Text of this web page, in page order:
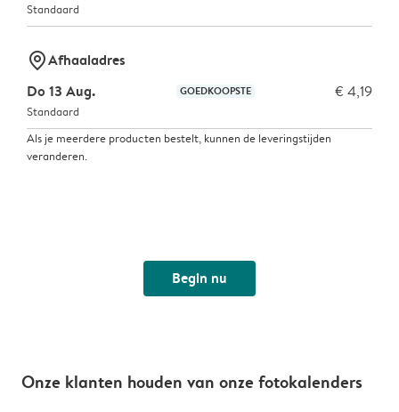
Standaard
marker-pinAfhaaladres
Do 13 Aug.
GOEDKOOPSTE € 4,19
Standaard
Als je meerdere producten bestelt, kunnen de leveringstijden
veranderen.
Begin nu
Onze klanten houden van onze fotokalenders